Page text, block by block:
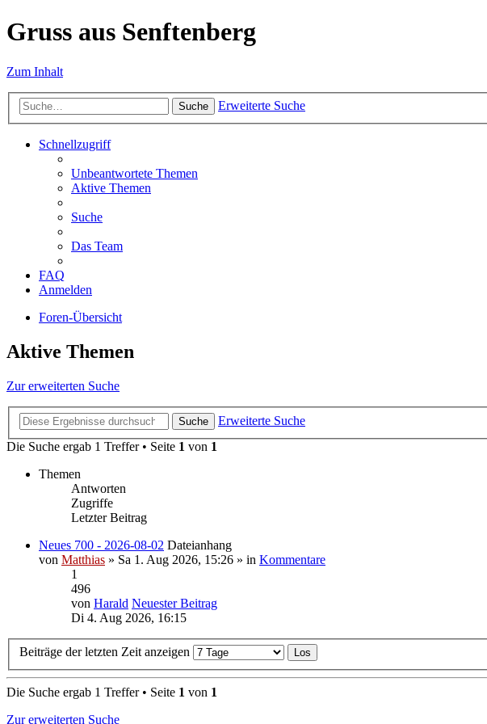
Gruss aus Senftenberg
Zum Inhalt
Suche Erweiterte Suche
Schnellzugriff
Unbeantwortete Themen
Aktive Themen
Suche
Das Team
FAQ
Anmelden
Foren-Übersicht
Aktive Themen
Zur erweiterten Suche
Suche
Erweiterte Suche
Die Suche ergab 1 Treffer • Seite 1 von 1
Themen
Antworten
Zugriffe
Letzter Beitrag
Neues 700 - 2026-08-02 Dateianhang
von Matthias » Sa 1. Aug 2026, 15:26 » in Kommentare
1
496
von Harald Neuester Beitrag
Di 4. Aug 2026, 16:15
Beiträge der letzten Zeit anzeigen
Die Suche ergab 1 Treffer • Seite 1 von 1
Zur erweiterten Suche